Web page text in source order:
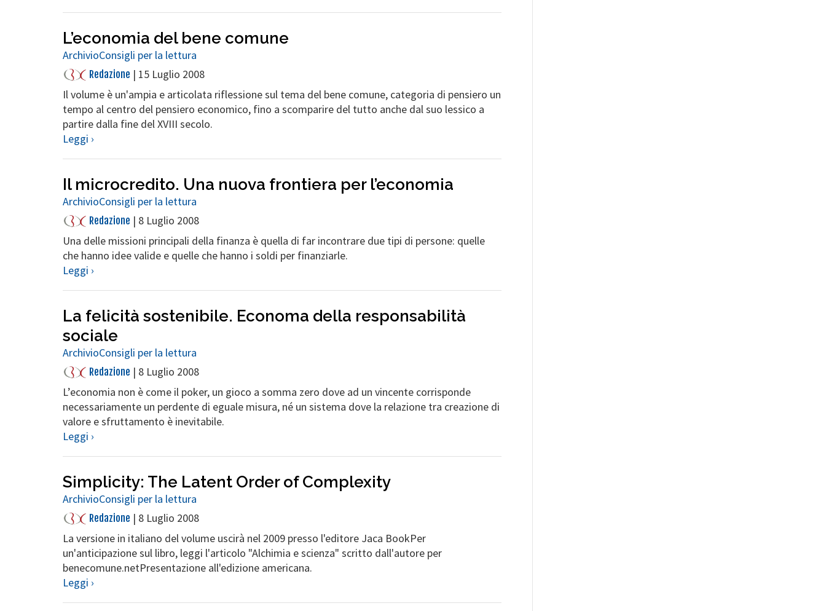
L’economia del bene comune
ArchivioConsigli per la lettura
Redazione | 15 Luglio 2008
Il volume è un'ampia e articolata riflessione sul tema del bene comune, categoria di pensiero un
tempo al centro del pensiero economico, fino a scomparire del tutto anche dal suo lessico a
partire dalla fine del XVIII secolo.
Leggi ›
Il microcredito. Una nuova frontiera per l’economia
ArchivioConsigli per la lettura
Redazione | 8 Luglio 2008
Una delle missioni principali della finanza è quella di far incontrare due tipi di persone: quelle
che hanno idee valide e quelle che hanno i soldi per finanziarle.
Leggi ›
La felicità sostenibile. Economa della responsabilità
sociale
ArchivioConsigli per la lettura
Redazione | 8 Luglio 2008
L’economia non è come il poker, un gioco a somma zero dove ad un vincente corrisponde
necessariamente un perdente di eguale misura, né un sistema dove la relazione tra creazione di
valore e sfruttamento è inevitabile.
Leggi ›
Simplicity: The Latent Order of Complexity
ArchivioConsigli per la lettura
Redazione | 8 Luglio 2008
La versione in italiano del volume uscirà nel 2009 presso l'editore Jaca BookPer
un'anticipazione sul libro, leggi l'articolo "Alchimia e scienza" scritto dall'autore per
benecomune.netPresentazione all'edizione americana.
Leggi ›